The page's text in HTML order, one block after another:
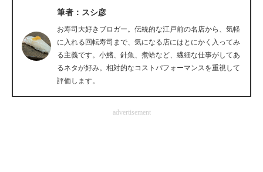
好きが集まる 比べて選べる
ビジネスと働き方のヒント
AI活用のいまが分かる
経営リーダーのコミュニティ
筆者：スシ彦
お寿司大好きブロガー。伝統的な江戸前の名店から、気軽
に入れる回転寿司まで、気になる店にはとにかく入ってみ
る主義です。小鰭、針魚、煮蛤など、繊細な仕事がしてあ
るネタが好み。相対的なコストパフォーマンスを重視して
評価します。
advertisement